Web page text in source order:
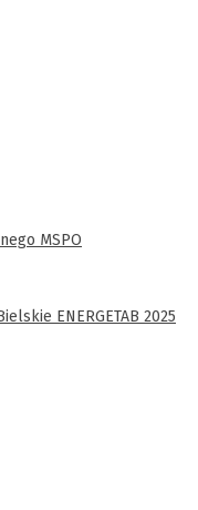
MSPO
ENERGETAB 2025